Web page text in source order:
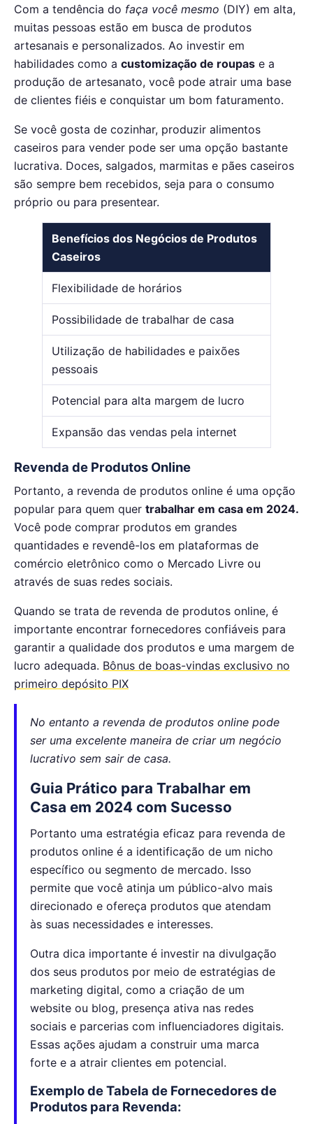
Com a tendência do faça você mesmo (DIY) em alta,
muitas pessoas estão em busca de produtos
artesanais e personalizados. Ao investir em
habilidades como a customização de roupas e a
produção de artesanato, você pode atrair uma base
de clientes fiéis e conquistar um bom faturamento.
Se você gosta de cozinhar, produzir alimentos
caseiros para vender pode ser uma opção bastante
lucrativa. Doces, salgados, marmitas e pães caseiros
são sempre bem recebidos, seja para o consumo
próprio ou para presentear.
Benefícios dos Negócios de Produtos
Caseiros
Flexibilidade de horários
Possibilidade de trabalhar de casa
Utilização de habilidades e paixões
pessoais
Potencial para alta margem de lucro
Expansão das vendas pela internet
Revenda de Produtos Online
Portanto, a revenda de produtos online é uma opção
popular para quem quer trabalhar em casa em 2024.
Você pode comprar produtos em grandes
quantidades e revendê-los em plataformas de
comércio eletrônico como o Mercado Livre ou
através de suas redes sociais.
Quando se trata de revenda de produtos online, é
importante encontrar fornecedores confiáveis para
garantir a qualidade dos produtos e uma margem de
lucro adequada. Bônus de boas-vindas exclusivo no
primeiro depósito PIX
No entanto a revenda de produtos online pode
ser uma excelente maneira de criar um negócio
lucrativo sem sair de casa.
Guia Prático para Trabalhar em
Casa em 2024 com Sucesso
Portanto uma estratégia eficaz para revenda de
produtos online é a identificação de um nicho
específico ou segmento de mercado. Isso
permite que você atinja um público-alvo mais
direcionado e ofereça produtos que atendam
às suas necessidades e interesses.
Outra dica importante é investir na divulgação
dos seus produtos por meio de estratégias de
marketing digital, como a criação de um
website ou blog, presença ativa nas redes
sociais e parcerias com influenciadores digitais.
Essas ações ajudam a construir uma marca
forte e a atrair clientes em potencial.
Exemplo de Tabela de Fornecedores de
Produtos para Revenda: